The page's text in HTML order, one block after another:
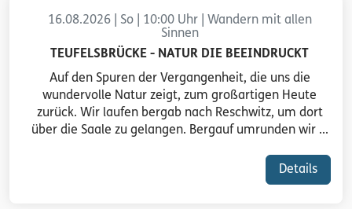
16.08.2026 | So | 10:00 Uhr | Wandern mit allen
Sinnen
TEUFELSBRÜCKE - NATUR DIE BEEINDRUCKT
Auf den Spuren der Vergangenheit, die uns die
wundervolle Natur zeigt, zum großartigen Heute
zurück. Wir laufen bergab nach Reschwitz, um dort
über die Saale zu gelangen. Bergauf umrunden wir ...
Details